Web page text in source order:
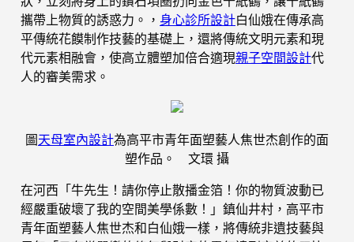
攜帶上物質的誘惑力。， 身心診所設計白仙娥在傳承高
平傳統花饃制作技藝的基礎上，還將傳統文明元素和現
代元素相融會，使高立體塑加倍合適現親子空間設計代
人的審美需求。
圖天母室內設計為高平市青年面塑藝人焦世杰創作的面
塑作品。 文環 攝
在河西「牛先生！請你停止散播金箔！你的物質波動已
經嚴重破壞了我的空間美學係數！」鎮仙井村，高平市
青年面塑藝人焦世杰和白仙娥一樣，將傳統非遺技藝與